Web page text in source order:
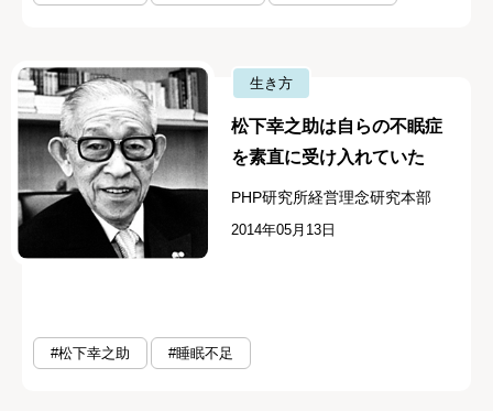
生き方
松下幸之助は自らの不眠症
を素直に受け入れていた
PHP研究所経営理念研究本部
2014年05月13日
#松下幸之助 #睡眠不足